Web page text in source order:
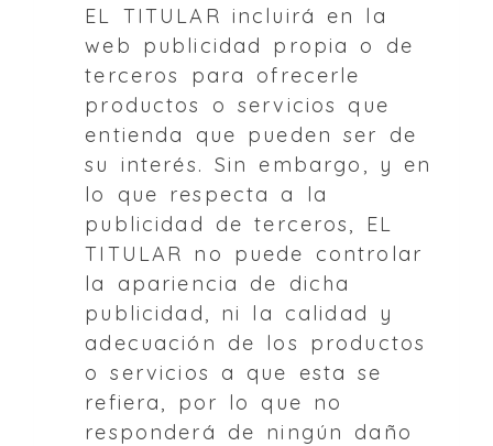
EL TITULAR incluirá en la
web publicidad propia o de
terceros para ofrecerle
productos o servicios que
entienda que pueden ser de
su interés. Sin embargo, y en
lo que respecta a la
publicidad de terceros, EL
TITULAR no puede controlar
la apariencia de dicha
publicidad, ni la calidad y
adecuación de los productos
o servicios a que esta se
refiera, por lo que no
responderá de ningún daño